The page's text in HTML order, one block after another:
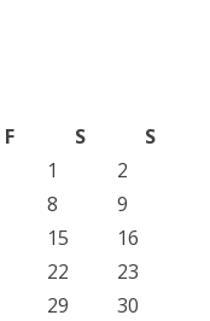
F S
S
1
2
8
9
15
16
22
23
29 30